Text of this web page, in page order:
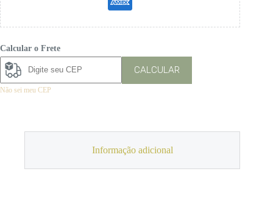
Calcular o Frete
CALCULAR
Não sei meu CEP
Informação adicional